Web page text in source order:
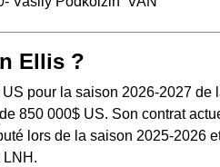
Ellis ?
pour la saison 2026-2027 de
850 000$ US. Son contrat
lors de la saison 2025-2026
LNH.